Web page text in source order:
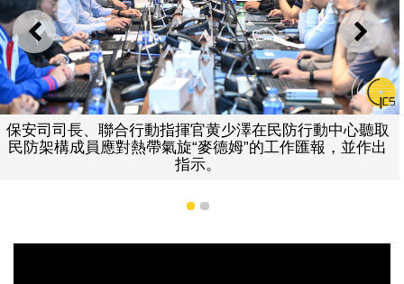
上一則 下一
保安司司長、聯合行動指揮官黄少澤在民防行動中心聽取
民防架構成員應對熱帶氣旋“麥德姆”的工作匯報，並作出
指示。
1 2